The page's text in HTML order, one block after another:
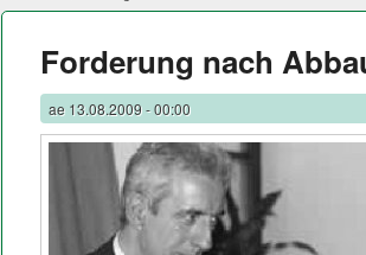
Forderung nach
ae 13.08.2009 - 00:00